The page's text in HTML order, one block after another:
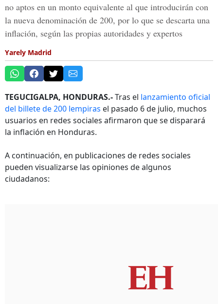
no aptos en un monto equivalente al que introducirán con
la nueva denominación de 200, por lo que se descarta una
inflación, según las propias autoridades y expertos
Yarely Madrid
TEGUCIGALPA, HONDURAS.-Tras el lanzamiento oficial
del billete de 200 lempiras el pasado 6 de julio, muchos
usuarios en redes sociales afirmaron que se disparará
la inflación en Honduras.
A continuación, en publicaciones de redes sociales
pueden visualizarse las opiniones de algunos
ciudadanos: